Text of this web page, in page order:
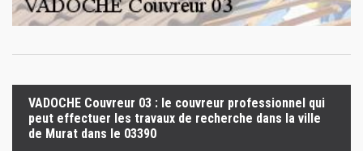
VADOCHE Couvreur 03 : le couvreur professionnel qui
peut effectuer les travaux de recherche dans la ville
de Murat dans le 03390